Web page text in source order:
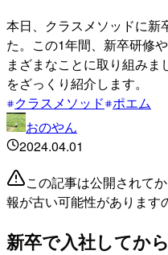
本日、クラスメソッドに新
た。この1年間、新卒研修
まざまなことに取り組み
をざっくり紹介します。
クラスメソッド ポエム
おのやん
2024.04.01
この記事は公開されて
報が古い可能性があります
新卒で入社してか